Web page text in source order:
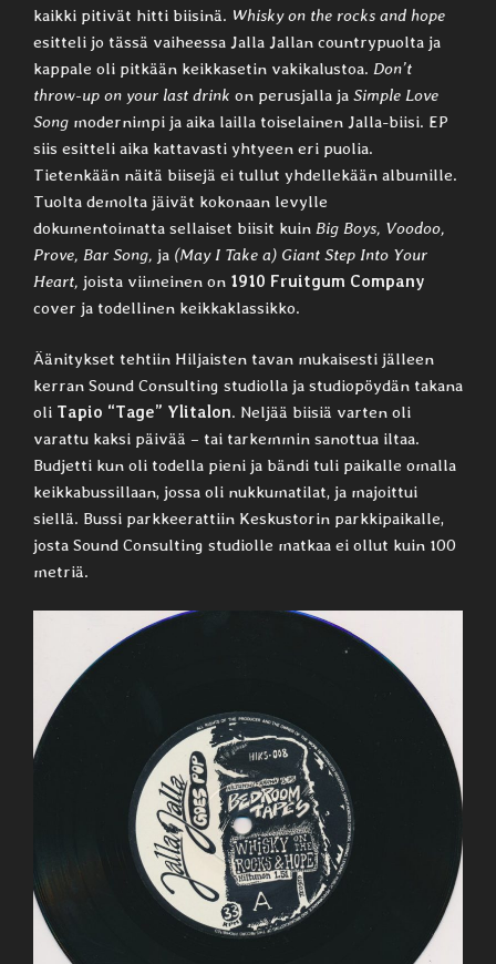
kaikki pitivät hitti biisinä. Whisky on the rocks and hope
esitteli jo tässä vaiheessa Jalla Jallan countrypuolta ja
kappale oli pitkään keikkasetin vakikalustoa. Don’t
throw-up on your last drink on perusjalla ja Simple Love
Song modernimpi ja aika lailla toiselainen Jalla-biisi. EP
siis esitteli aika kattavasti yhtyeen eri puolia.
Tietenkään näitä biisejä ei tullut yhdellekään albumille.
Tuolta demolta jäivät kokonaan levylle
dokumentoimatta sellaiset biisit kuin Big Boys, Voodoo,
Prove, Bar Song, ja (May I Take a) Giant Step Into Your
Heart, joista viimeinen on 1910 Fruitgum Company
cover ja todellinen keikkaklassikko.
Äänitykset tehtiin Hiljaisten tavan mukaisesti jälleen
kerran Sound Consulting studiolla ja studiopöydän takana
oli Tapio “Tage” Ylitalon. Neljää biisiä varten oli
varattu kaksi päivää – tai tarkemmin sanottua iltaa.
Budjetti kun oli todella pieni ja bändi tuli paikalle omalla
keikkabussillaan, jossa oli nukkumatilat, ja majoittui
siellä. Bussi parkkeerattiin Keskustorin parkkipaikalle,
josta Sound Consulting studiolle matkaa ei ollut kuin 100
metriä.